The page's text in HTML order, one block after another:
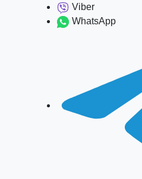
Viber
WhatsApp